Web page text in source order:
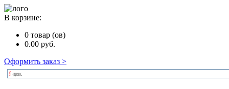
В корзине:
0 товар (ов)
0.00 руб.
Оформить заказ >